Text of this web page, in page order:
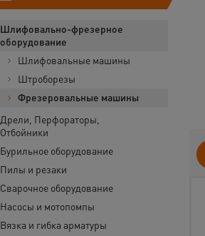
Шлифовально-фрезерное
оборудование
Шлифовальные машины
Штроборезы
Фрезеровальные машины
Дрели, Перфораторы,
Отбойники
Бурильное оборудование
Пилы и резаки
Сварочное оборудование
Насосы и мотопомпы
Вязка и гибка арматуры